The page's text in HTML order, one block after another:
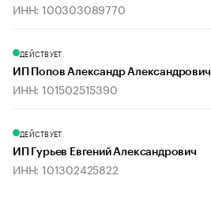
ИНН: 100303089770
ДЕЙСТВУЕТ
ИП Попов Александр Александрович
ИНН: 101502515390
ДЕЙСТВУЕТ
ИП Гурьев Евгений Александрович
ИНН: 101302425822